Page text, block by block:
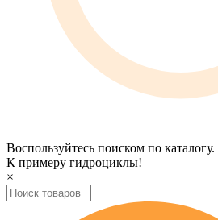
Воспользуйтесь поиском по каталогу.
К примеру гидроциклы!
×